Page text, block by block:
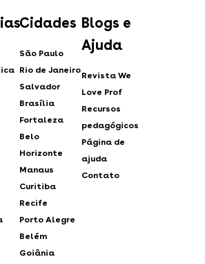
Cidades
São Paulo
Rio de Janeiro
Salvador
Brasília
Fortaleza
Belo
Horizonte
Manaus
Curitiba
Recife
Porto Alegre
Belém
Goiânia
Blogs e
Ajuda
Revista We
Love Prof
Recursos
pedagógicos
Página de
ajuda
Contato